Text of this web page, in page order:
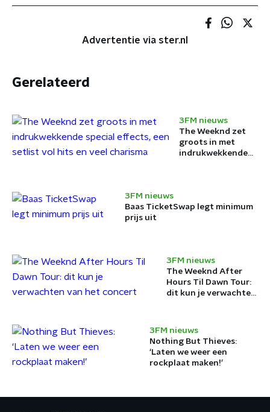
Advertentie via ster.nl
Gerelateerd
3FM nieuws
The Weeknd zet
groots in met
indrukwekkende
3FM nieuws
Baas TicketSwap legt minimum
prijs uit
3FM nieuws
The Weeknd After
Hours Til Dawn Tour:
dit kun je verwachten
3FM nieuws
Nothing But Thieves:
‘Laten we weer een
rockplaat maken!’